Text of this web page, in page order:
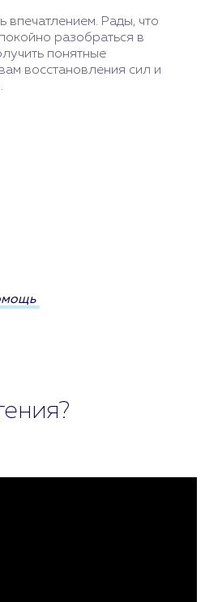
впечатлением. Рады, что
разобраться в
понятные
восстановления сил и